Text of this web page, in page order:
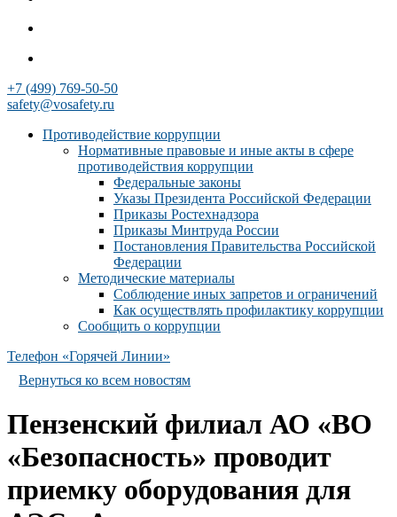
+7 (499) 769-50-50
safety@vosafety.ru
Противодействие коррупции
Нормативные правовые и иные акты в сфере
противодействия коррупции
Федеральные законы
Указы Президента Российской Федерации
Приказы Ростехнадзора
Приказы Минтруда России
Постановления Правительства Российской
Федерации
Методические материалы
Соблюдение иных запретов и ограничений
Как осуществлять профилактику коррупции
Сообщить о коррупции
Телефон «Горячей Линии»
Вернуться ко всем новостям
Пензенский филиал АО «ВО
«Безопасность» проводит
приемку оборудования для